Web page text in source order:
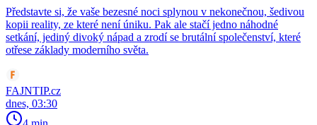
Představte si, že vaše bezesné noci splynou v nekonečnou, šedivou
kopii reality, ze které není úniku. Pak ale stačí jedno náhodné
setkání, jediný divoký nápad a zrodí se brutální společenství, které
otřese základy moderního světa.
FAJNTIP.cz
dnes, 03:30